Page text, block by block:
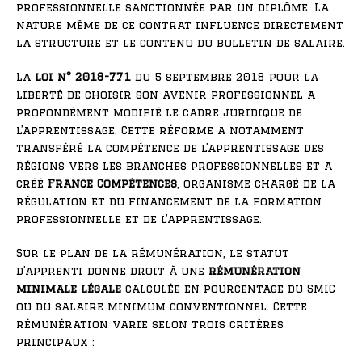
professionnelle sanctionnée par un diplôme. La
nature même de ce contrat influence directement
la structure et le contenu du bulletin de salaire.
La loi n° 2018-771 du 5 septembre 2018 pour la
liberté de choisir son avenir professionnel a
profondément modifié le cadre juridique de
l’apprentissage. Cette réforme a notamment
transféré la compétence de l’apprentissage des
régions vers les branches professionnelles et a
créé France Compétences , organisme chargé de la
régulation et du financement de la formation
professionnelle et de l’apprentissage.
Sur le plan de la rémunération, le statut
d’apprenti donne droit à une rémunération
minimale légale calculée en pourcentage du SMIC
ou du salaire minimum conventionnel. Cette
rémunération varie selon trois critères
principaux :